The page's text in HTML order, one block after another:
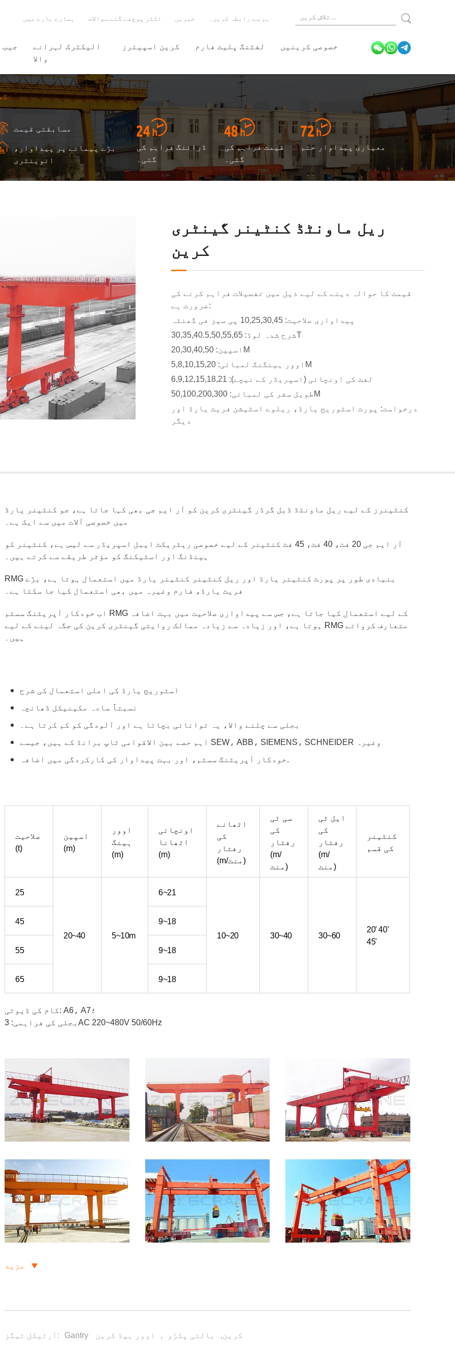
ہمارے بارے میں اکثر پوچھے گئے سوالات خبریں ہم سے رابطہ کریں۔
جیب
الیکٹرک لہرانے
والا
کرین اسپیئرز لفٹنگ پلیٹ فارم خصوصی کرینیں
مسابقتی قیمت
بڑے پیمانے پر پیداوار،
انوینٹری
ڈرائنگ فراہم کی
گئی۔
قیمت فراہم کی
گئی۔
معیاری پیداوار ختم
ریل ماونٹڈ کنٹینر گینٹری
کرین
قیمت کا حوالہ دینے کے لیے ذیل میں تفصیلات فراہم کرنے کی
ضرورت ہے:
پیداواری صلاحیت: 10,25,30,45 پی سیز فی گھنٹہ
شرح شدہ لوڈ: 30,35,40.5,50,55,65T
اسپین: 20,30,40,50M
اوور ہینگنگ لمبائی: 5,8,10,15,20M
لفٹ کی اونچائی (اسپریڈر کے نیچے): 6,9,12,15,18,21
طویل سفر کی لمبائی: 50,100,200,300M
درخواست: پورٹ اسٹوریج یارڈ، ریلوے اسٹیشن فریٹ یارڈ اور
دیگر
کنٹینرز کے لیے ریل ماونٹڈ ڈبل گرڈر گینٹری کرین کو آر ایم جی بھی کہا جاتا ہے، جو کنٹینر یارڈ
میں خصوصی آلات میں سے ایک ہے۔
آر ایم جی 20 فٹ، 40 فٹ، 45 فٹ کنٹینر کے لیے خصوصی ریٹریکٹ ایبل اسپریڈر سے لیس ہے، کنٹینر کو
ہینڈنگ اور اسٹیکنگ کو مؤثر طریقے سے کرتے ہیں۔
RMG بنیادی طور پر پورٹ کنٹینر یارڈ اور ریل کنٹینر کنٹینر یارڈ میں استعمال ہوتا ہے، بڑے
فریٹ یارڈ، فارم وغیرہ میں بھی استعمال کیا جا سکتا ہے۔
اب خودکار آپریٹنگ سسٹم RMG کے لیے استعمال کیا جاتا ہے، جس سے پیداواری صلاحیت میں بہت اضافہ
ہوتا ہے، اور زیادہ سے زیادہ ممالک روایتی گینٹری کرین کی جگہ لینے کے لیے RMG متعارف کرواتے
ہیں۔
اسٹوریج یارڈ کی اعلی استعمال کی شرح
نسبتاً سادہ مکینیکل ڈھانچہ
بجلی سے چلنے والا، یہ توانائی بچاتا ہے اور آلودگی کو کم کرتا ہے۔
اہم حصے بین الاقوامی ٹاپ برانڈ کے ہیں، جیسے SEW، ABB، SIEMENS، SCHNEIDER وغیرہ
خودکار آپریٹنگ سسٹم، اور بہت پیداوار کی کارکردگی میں اضافہ.
صلاحیت
(t)
اسپین
(m)
اوور
ہینگ
(m)
اونچائی
اٹھانا
(m)
اٹھانے
کی
رفتار
(m/منٹ)
سی ٹی
کی
رفتار
(m/
منٹ)
ایل ٹی
کی
رفتار
(m/
منٹ)
کنٹینر
کی قسم
25
20~40 5~10m
6~21
10~20 30~40 30~60
20' 40'
45'
45 9~18
55 9~18
65 9~18
کام کی ڈیوٹی: A6، A7؛
بجلی کی فراہمی: 3AC 220~480V 50/60Hz
مزید
آرٹیکل ٹیگز: Gantry کرین, بالٹی پکڑو , اوور ہیڈ کرین